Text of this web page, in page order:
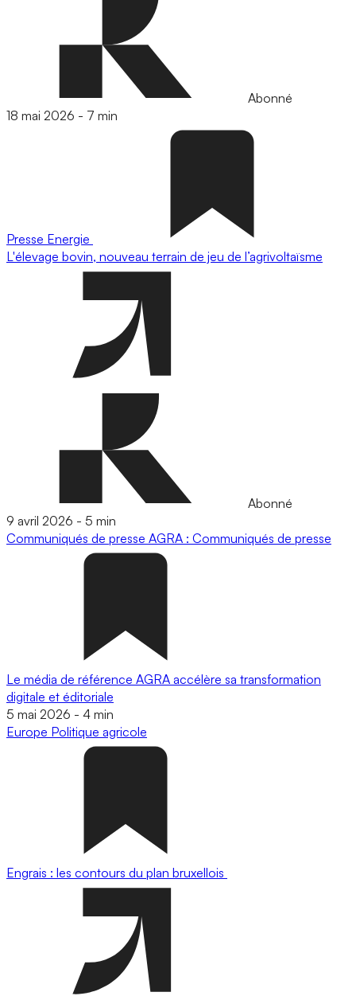
Abonné
18 mai 2026 - 7 min
Presse Energie
L'élevage bovin, nouveau terrain de jeu de l’agrivoltaïsme
Abonné
9 avril 2026 - 5 min
Communiqués de presse AGRA : Communiqués de presse
Le média de référence AGRA accélère sa transformation
digitale et éditoriale
5 mai 2026 - 4 min
Europe Politique agricole
Engrais : les contours du plan bruxellois